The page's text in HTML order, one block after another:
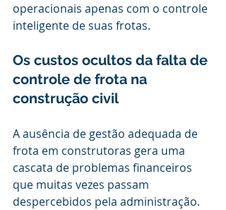
operacionais apenas com o controle
inteligente de suas frotas.
Os custos ocultos da falta de
controle de frota na
construção civil
A ausência de gestão adequada de
frota em construtoras gera uma
cascata de problemas financeiros
que muitas vezes passam
despercebidos pela administração.